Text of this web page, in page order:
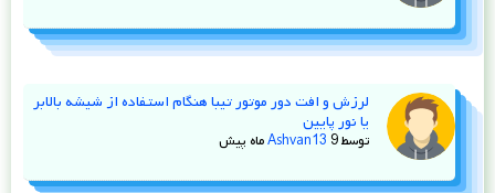
لرزش و افت دور موتور تیبا هنگام استفاده از شیشه‌ بالابر
یا نور پایین
توسط Ashvan13 9 ماه پیش